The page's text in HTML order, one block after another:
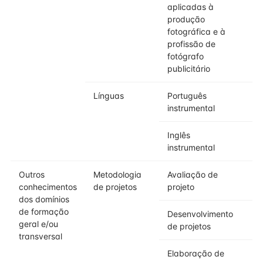
aplicadas à
produção
fotográfica e à
profissão de
fotógrafo
publicitário
Línguas
Português
instrumental
Inglês
instrumental
Outros
conhecimentos
dos domínios
de formação
geral e/ou
transversal
Metodologia
de projetos
Avaliação de
projeto
Desenvolvimento
de projetos
Elaboração de